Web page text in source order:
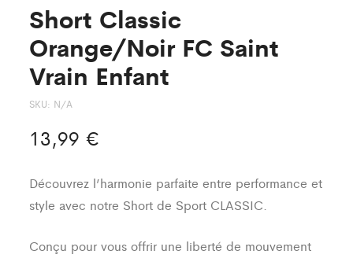
Short Classic
Orange/Noir FC Saint
Vrain Enfant
SKU: N/A
13,99 €
Découvrez l’harmonie parfaite entre performance et
style avec notre Short de Sport CLASSIC.
Conçu pour vous offrir une liberté de mouvement